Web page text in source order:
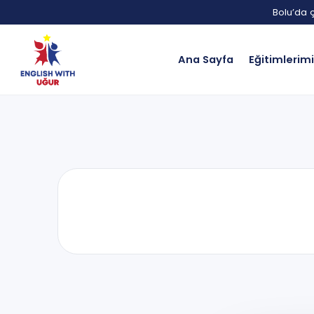
Bolu’da
Ana Sayfa